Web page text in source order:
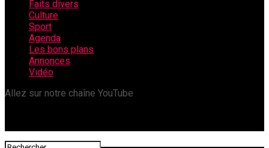
Faits divers
Culture
Sport
Agenda
Les bons plans
Annonces
Vidéo
Allez sur notre chaîne YouTube